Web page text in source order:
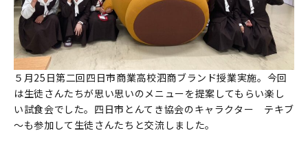
５月25日第二回四日市商業高校泗商ブランド授業実施。今回
は生徒さんたちが思い思いのメニューを提案してもらい楽し
い試食会でした。四日市とんてき協会のキャラクター テキブ
～も参加して生徒さんたちと交流しました。